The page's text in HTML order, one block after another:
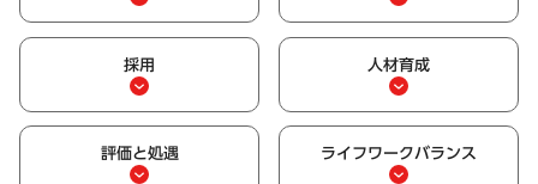
採用 人材育成
評価と処遇 ライフワークバランス